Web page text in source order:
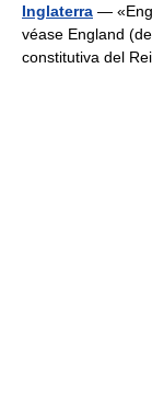
Inglaterra —
véase England
constitutiva del